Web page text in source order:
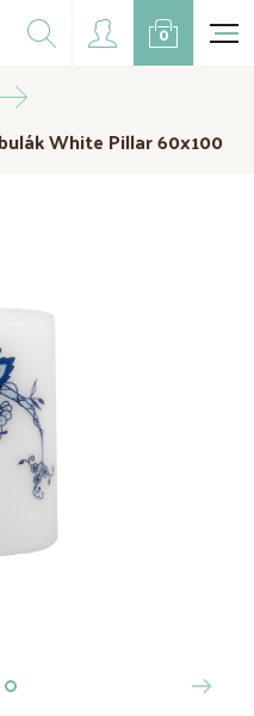
EUR
0
White Pillar 60x100